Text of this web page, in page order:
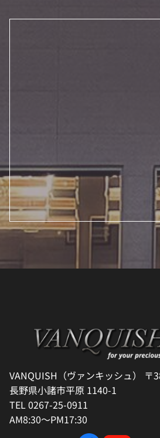
VANQUISH（ヴァンキッシュ） 〒
長野県小諸市平原 1140-1
TEL 0267-25-0911
AM8:30～PM17:30